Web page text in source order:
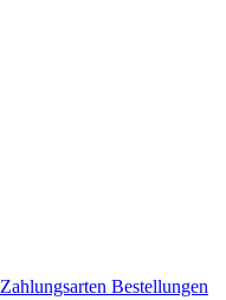
Zahlungsarten Bestellungen